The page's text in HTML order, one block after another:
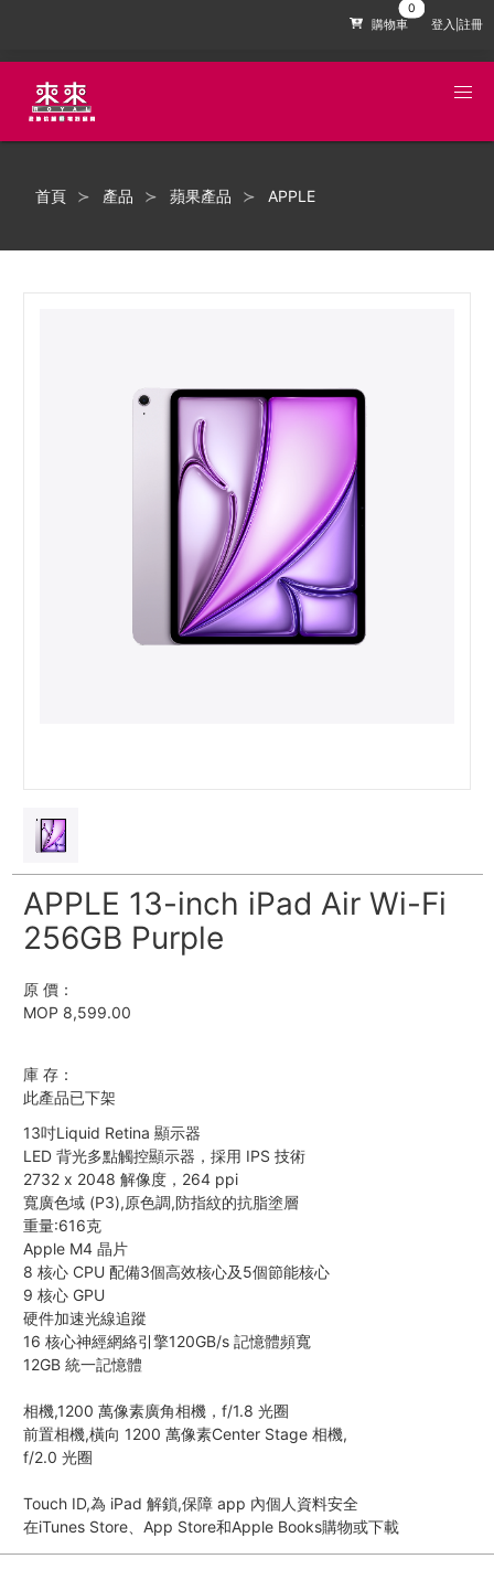
購物車 登入|註冊
首頁 產品 蘋果產品 APPLE
APPLE 13-inch iPad Air Wi-Fi
256GB Purple
原 價：
MOP 8,599.00
庫 存：
此產品已下架
13吋Liquid Retina 顯示器
LED 背光多點觸控顯示器，採用 IPS 技術
2732 x 2048 解像度，264 ppi
寬廣色域 (P3),原色調,防指紋的抗脂塗層
重量:616克
Apple M4 晶片
8 核心 CPU 配備3個高效核心及5個節能核心
9 核心 GPU
硬件加速光線追蹤
16 核心神經網絡引擎120GB/s 記憶體頻寬
12GB 統一記憶體
相機,1200 萬像素廣角相機，f/1.8 光圈
前置相機,橫向 1200 萬像素Center Stage 相機,
f/2.0 光圈
Touch ID,為 iPad 解鎖,保障 app 內個人資料安全
在iTunes Store、App Store和Apple Books購物或下載